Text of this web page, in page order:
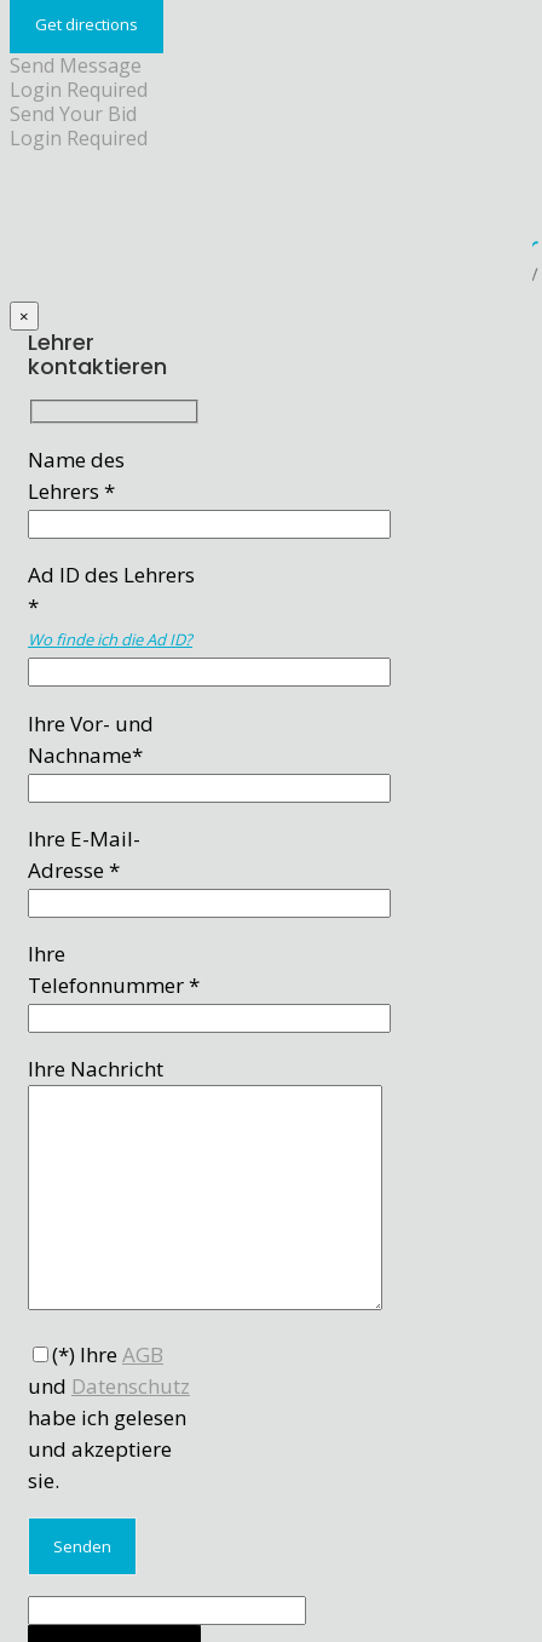
Send Message
Login Required
Send Your Bid
Login Required
×
Lehrer
kontaktieren
Name des
Lehrers *
Ad ID des Lehrers
*
Wo finde ich die Ad ID?
Ihre Vor- und
Nachname*
Ihre E-Mail-
Adresse *
Ihre
Telefonnummer *
Ihre Nachricht
(*) IhreAGB
und Datenschutz
habe ich gelesen
und akzeptiere
sie.